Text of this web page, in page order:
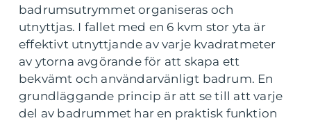
badrumsutrymmet organiseras och
utnyttjas. I fallet med en 6 kvm stor yta är
effektivt utnyttjande av varje kvadratmeter
av ytorna avgörande för att skapa ett
bekvämt och användarvänligt badrum. En
grundläggande princip är att se till att varje
del av badrummet har en praktisk funktion